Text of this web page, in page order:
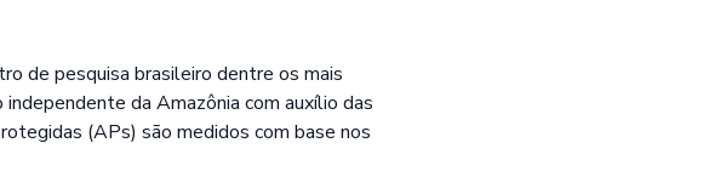
de pesquisa brasileiro dentre os mais
da Amazônia com auxílio das
(APs) são medidos com base nos